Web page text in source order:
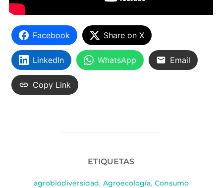
Facebook Share on X
LinkedIn WhatsApp Email
Copy Link
ETIQUETAS
agrobiodiversidad, Agroecología, Consumo